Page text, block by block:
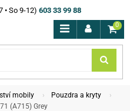
• So 9-12) 603 33 99 88
0
mobily
Pouzdra a kryty
(A715) Grey